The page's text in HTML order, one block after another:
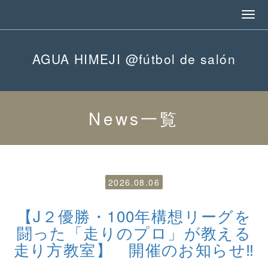
AGUA HIMEJI @fútbol de salón
News一覧
2026.08.06
【J２優勝・100年構想リーグを
闘った「走りのプロ」が教える
走り方教室】 開催のお知らせ‼️